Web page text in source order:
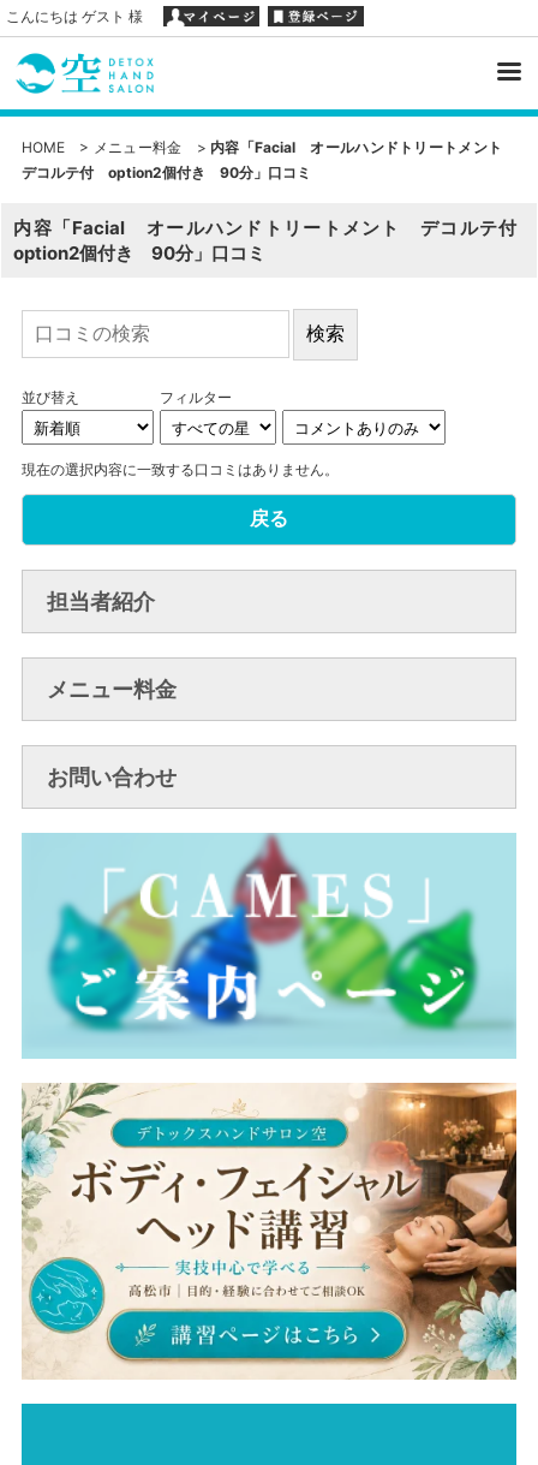
こんにちは ゲスト 様
HOME> メニュー料金 > 内容「Facial オールハンドトリートメント
デコルテ付 option2個付き 90分」口コミ
内容「Facial オールハンドトリートメント デコルテ付
option2個付き 90分」口コミ
並び替え フィルター
現在の選択内容に一致する口コミはありません。
担当者紹介
メニュー料金
お問い合わせ